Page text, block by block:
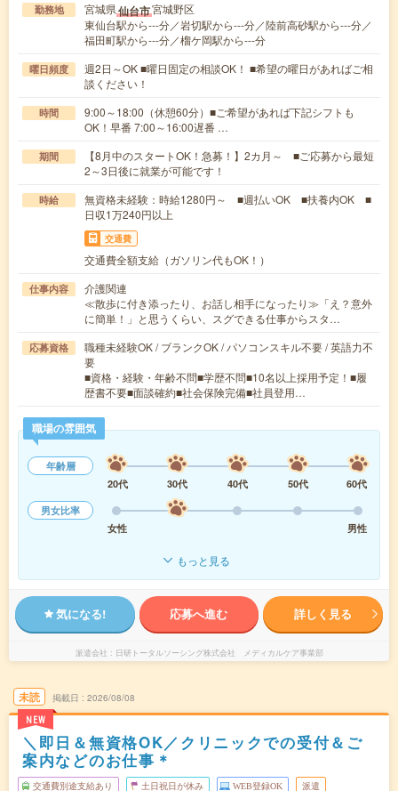
勤務地 宮城県仙台市宮城野区
東仙台駅から---分／岩切駅から---分／陸前高砂駅から---分／
福田町駅から---分／榴ケ岡駅から---分
曜日頻度
週2日～OK ■曜日固定の相談OK！ ■希望の曜日があればご相
談ください！
時間
9:00～18:00（休憩60分）■ご希望があれば下記シフトも
OK！早番 7:00～16:00遅番 …
期間
【8月中のスタートOK！急募！】2カ月～ ■ご応募から最短
2～3日後に就業が可能です！
時給
無資格未経験：時給1280円～ ■週払いOK ■扶養内OK ■
日収1万240円以上
交通費
交通費全額支給（ガソリン代もOK！）
仕事内容
介護関連
≪散歩に付き添ったり、お話し相手になったり≫「え？意外
に簡単！」と思うくらい、スグできる仕事からスタ…
応募資格
職種未経験OK / ブランクOK / パソコンスキル不要 / 英語力不
要
■資格・経験・年齢不問■学歴不問■10名以上採用予定！■履
歴書不要■面談確約■社会保険完備■社員登用…
職場の雰囲気
年齢層
20代
30代 40代 50代
60代
男女比率
女性
男性
もっと見る
気になる! 応募へ進む 詳しく見る
派遣会社 日研トータルソーシング株式会社 メディカルケア事業部
未読
NEW
掲載日 2026/08/08
＼即日＆無資格OK／クリニックでの受付＆ご
案内などのお仕事＊
交通費別途支給あり 土日祝日が休み WEB登録OK 派遣